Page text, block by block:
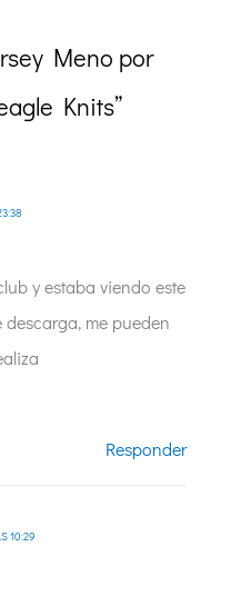
Meno por
Knits”
y estaba viendo este
me pueden
Responder
10:29